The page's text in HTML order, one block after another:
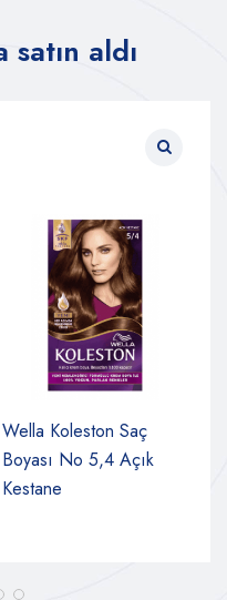
aldı
Wella Koleston Saç
Boyası No 5,4 Açık
Kestane